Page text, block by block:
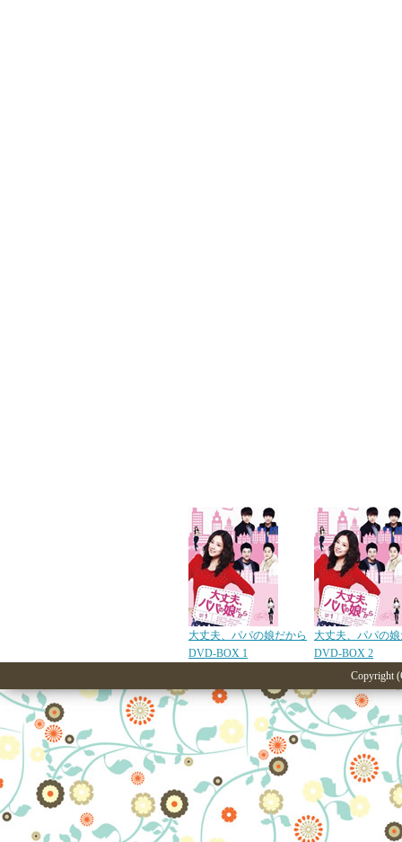
大丈夫、パパの娘だから
DVD-BOX 1
大丈夫、パパの
DVD-BOX 2
Copyright